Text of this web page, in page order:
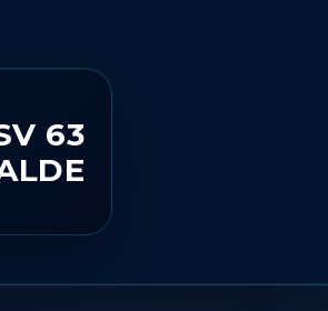
63